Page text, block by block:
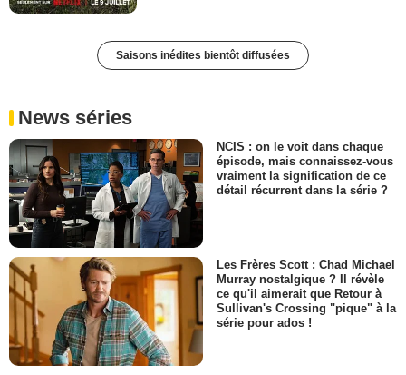
Saisons inédites bientôt diffusées
News séries
NCIS : on le voit dans chaque
épisode, mais connaissez-vous
vraiment la signification de ce
détail récurrent dans la série ?
Les Frères Scott : Chad Michael
Murray nostalgique ? Il révèle
ce qu'il aimerait que Retour à
Sullivan's Crossing "pique" à la
série pour ados !